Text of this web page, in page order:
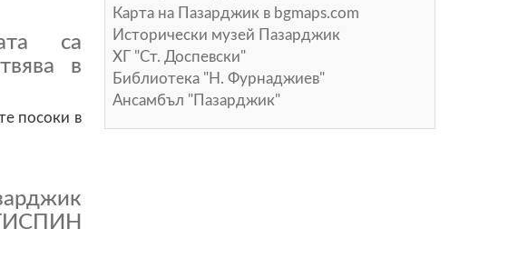
са
в
посоки в
Карта на Пазарджик в bgmaps.com
Исторически музей Пазарджик
ХГ "Ст. Доспевски"
Библиотека "Н. Фурнаджиев"
Ансамбъл "Пазарджик"